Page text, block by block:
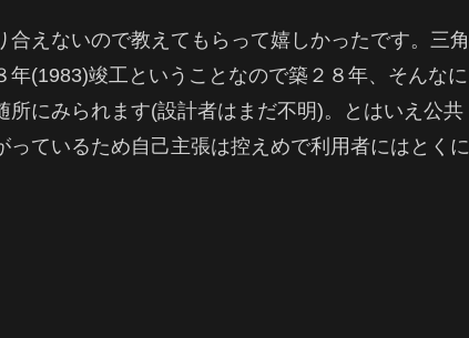
えないので教えてもらって嬉しかったです。 三角
年(1983)竣工ということなので築２８年、そんなに
にみられます(設計者はまだ不明)。
とはいえ公共
ているため自己主張は控えめで利用者にはとくに